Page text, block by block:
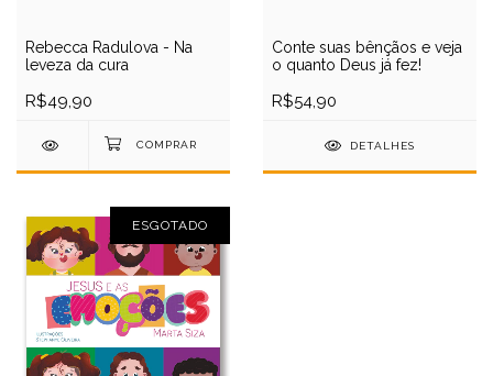
Rebecca Radulova - Na
leveza da cura
R$49,90
Conte suas bênçãos e veja
o quanto Deus já fez!
R$54,90
DETALHES
ESGOTADO